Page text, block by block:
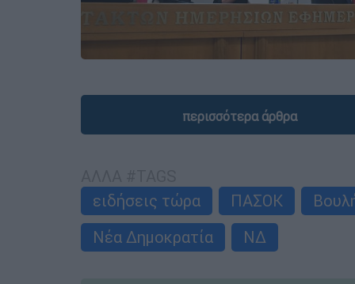
περισσότερα άρθρα
ειδήσεις τώρα
ΠΑΣΟΚ
Νέα Δημοκρατία
ΝΔ